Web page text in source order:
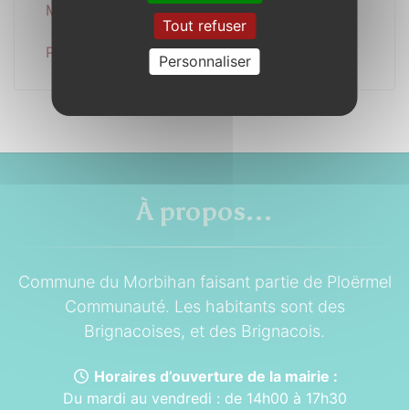
Municipalité
Pratique
À propos...
Commune du Morbihan faisant partie de Ploërmel
Communauté. Les habitants sont des
Brignacoises, et des Brignacois.
Horaires d’ouverture de la mairie :
Du mardi au vendredi : de 14h00 à 17h30
Tout refuser
Personnaliser